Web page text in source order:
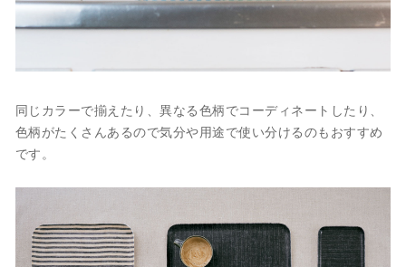
同じカラーで揃えたり、異なる色柄でコーディネートしたり、
色柄がたくさんあるので気分や用途で使い分けるのもおすすめ
です。